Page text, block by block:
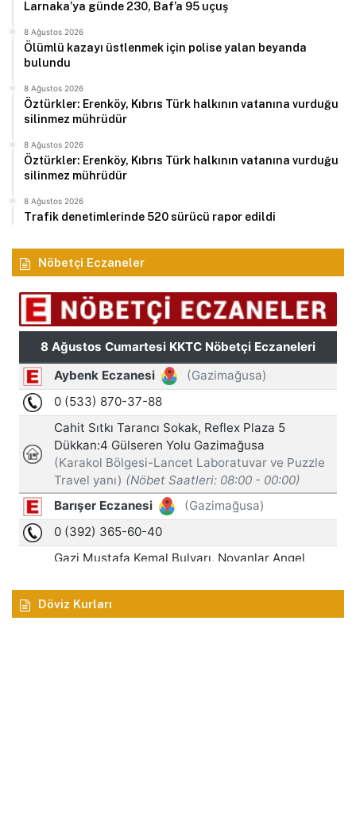
Larnaka’ya günde 230, Baf’a 95 uçuş
8 Ağustos 2026
Ölümlü kazayı üstlenmek için polise yalan beyanda
bulundu
8 Ağustos 2026
Öztürkler: Erenköy, Kıbrıs Türk halkının vatanına vurduğu
silinmez mührüdür
8 Ağustos 2026
Öztürkler: Erenköy, Kıbrıs Türk halkının vatanına vurduğu
silinmez mührüdür
8 Ağustos 2026
Trafik denetimlerinde 520 sürücü rapor edildi
Nöbetçi Eczaneler
Döviz Kurları